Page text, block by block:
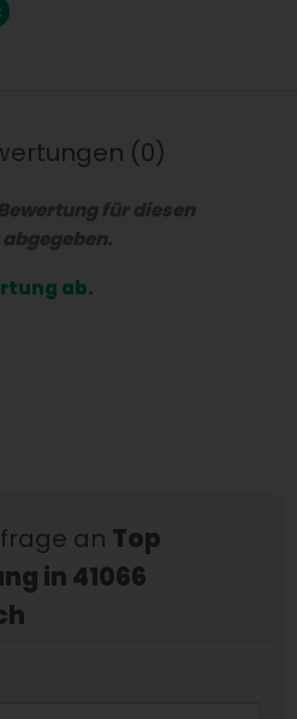
0
für diesen
ab.
an Top
in 41066